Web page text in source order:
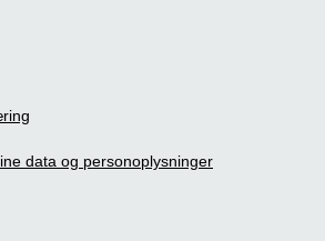
data og personoplysninger